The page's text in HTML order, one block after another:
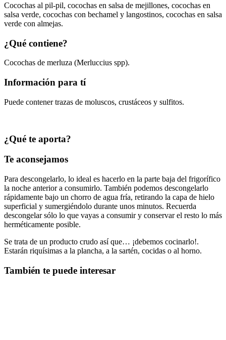
Cocochas al pil-pil, cocochas en salsa de mejillones, cocochas en
salsa verde, cocochas con bechamel y langostinos, cocochas en salsa
verde con almejas.
¿Qué contiene?
Cocochas de merluza (Merluccius spp).
Información para tí
Puede contener trazas de moluscos, crustáceos y sulfitos.
¿Qué te aporta?
Te aconsejamos
Para descongelarlo, lo ideal es hacerlo en la parte baja del frigorífico
la noche anterior a consumirlo. También podemos descongelarlo
rápidamente bajo un chorro de agua fría, retirando la capa de hielo
superficial y sumergiéndolo durante unos minutos. Recuerda
descongelar sólo lo que vayas a consumir y conservar el resto lo más
herméticamente posible.
Se trata de un producto crudo así que… ¡debemos cocinarlo!.
Estarán riquísimas a la plancha, a la sartén, cocidas o al horno.
También te puede interesar